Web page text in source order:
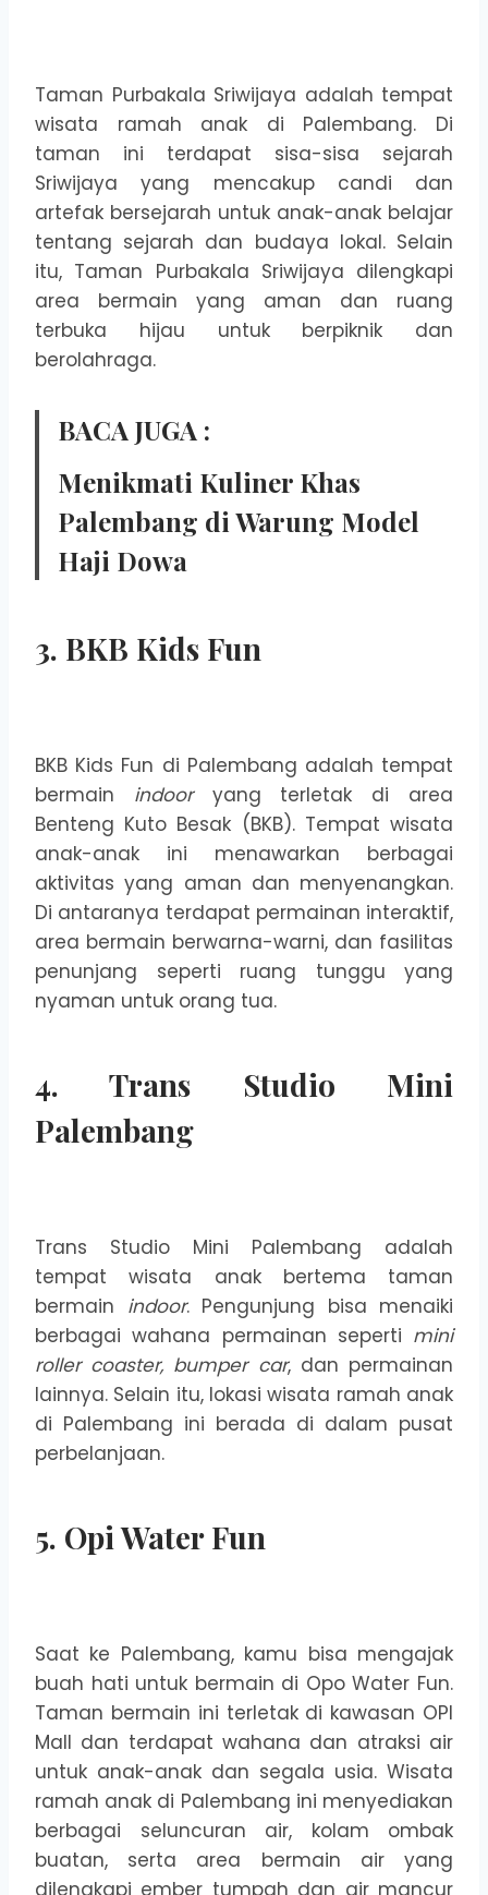
Taman Purbakala Sriwijaya adalah tempat
wisata ramah anak di Palembang. Di
taman ini terdapat sisa-sisa sejarah
Sriwijaya yang mencakup candi dan
artefak bersejarah untuk anak-anak belajar
tentang sejarah dan budaya lokal. Selain
itu, Taman Purbakala Sriwijaya dilengkapi
area bermain yang aman dan ruang
terbuka hijau untuk berpiknik dan
berolahraga.
BACA JUGA :
Menikmati Kuliner Khas
Palembang di Warung Model
Haji Dowa
3. BKB Kids Fun
BKB Kids Fun di Palembang adalah tempat
bermain indooryang terletak di area
Benteng Kuto Besak (BKB). Tempat wisata
anak-anak ini menawarkan berbagai
aktivitas yang aman dan menyenangkan.
Di antaranya terdapat permainan interaktif,
area bermain berwarna-warni, dan fasilitas
penunjang seperti ruang tunggu yang
nyaman untuk orang tua.
4. Trans Studio Mini
Palembang
Trans Studio Mini Palembang adalah
tempat wisata anak bertema taman
bermain indoor. Pengunjung bisa menaiki
berbagai wahana permainan seperti mini
roller coaster, bumper car, dan permainan
lainnya. Selain itu, lokasi wisata ramah anak
di Palembang ini berada di dalam pusat
perbelanjaan.
5. Opi Water Fun
Saat ke Palembang, kamu bisa mengajak
buah hati untuk bermain di Opo Water Fun.
Taman bermain ini terletak di kawasan OPI
Mall dan terdapat wahana dan atraksi air
untuk anak-anak dan segala usia. Wisata
ramah anak di Palembang ini menyediakan
berbagai seluncuran air, kolam ombak
buatan, serta area bermain air yang
dilengkapi ember tumpah dan air mancur